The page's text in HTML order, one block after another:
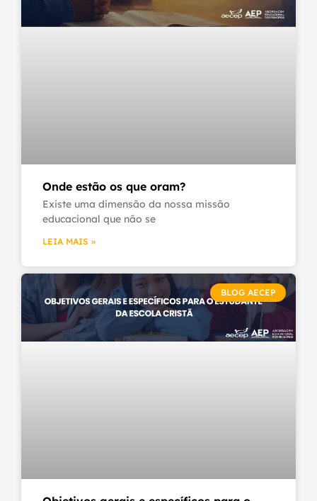
Onde estão os que oram?
Existe uma dimensão da nossa missão
educacional que não se
LEIA MAIS »
BLOG AECEP